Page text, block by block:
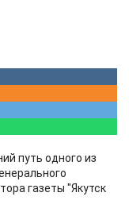
путь одного из
газеты "Якутск